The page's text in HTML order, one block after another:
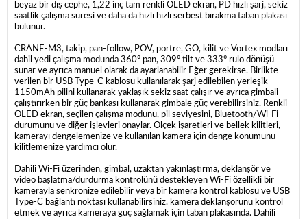
beyaz bir dış cephe, 1,22 inç tam renkli OLED ekran, PD hızlı şarj, sekiz
saatlik çalışma süresi ve daha da hızlı hızlı serbest bırakma taban plakası
bulunur.
CRANE-M3, takip, pan-follow, POV, portre, GO, kilit ve Vortex modları
dahil yedi çalışma modunda 360° pan, 309° tilt ve 333° rulo dönüşü
sunar ve ayrıca manuel olarak da ayarlanabilir Eğer gerekirse. Birlikte
verilen bir USB Type-C kablosu kullanılarak şarj edilebilen yerleşik
1150mAh pilini kullanarak yaklaşık sekiz saat çalışır ve ayrıca gimbali
çalıştırırken bir güç bankası kullanarak gimbale güç verebilirsiniz. Renkli
OLED ekran, seçilen çalışma modunu, pil seviyesini, Bluetooth/Wi-Fi
durumunu ve diğer işlevleri onaylar. Ölçek işaretleri ve bellek kilitleri,
kamerayı dengelemenize ve kullanılan kamera için denge konumunu
kilitlemenize yardımcı olur.
Dahili Wi-Fi üzerinden, gimbal, uzaktan yakınlaştırma, deklanşör ve
video başlatma/durdurma kontrolünü destekleyen Wi-Fi özellikli bir
kamerayla senkronize edilebilir veya bir kamera kontrol kablosu ve USB
Type-C bağlantı noktası kullanabilirsiniz. kamera deklanşörünü kontrol
etmek ve ayrıca kameraya güç sağlamak için taban plakasında. Dahili